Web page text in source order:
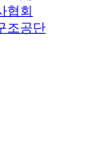
협회
조공단